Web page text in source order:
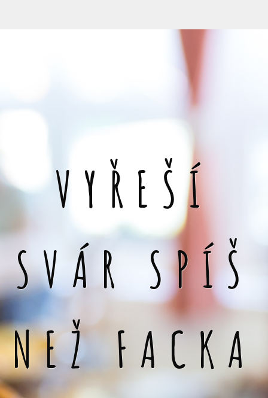
VYŘEŠÍ
SVÁR SPÍŠ
NEŽ FACKA